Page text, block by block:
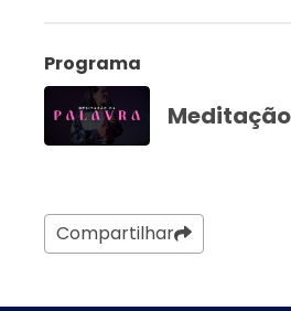
Programa
Compartilhar